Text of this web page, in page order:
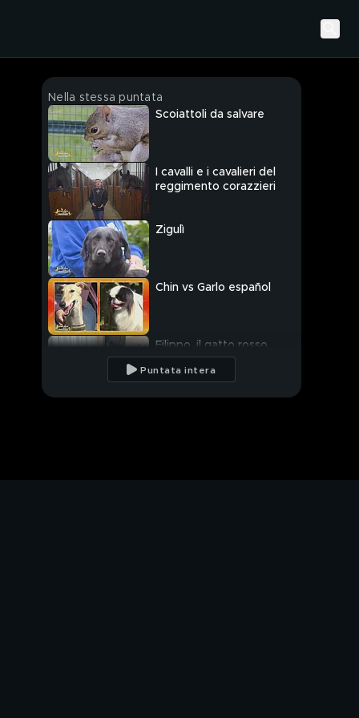
Nella stessa puntata
Scoiattoli da salvare
I cavalli e i cavalieri del
reggimento corazzieri
Zigulì
Chin vs Garlo español
Filippo, il gatto rosso
più famoso del web
Puntata intera